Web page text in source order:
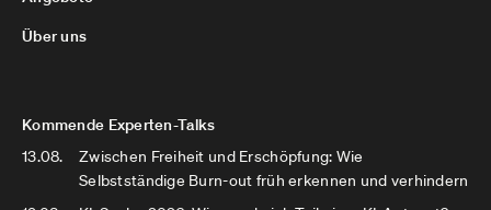
Über uns
Kommende Experten-Talks
13.08.
Zwischen Freiheit und Erschöpfung: Wie
Selbstständige Burn-out früh erkennen und verhindern